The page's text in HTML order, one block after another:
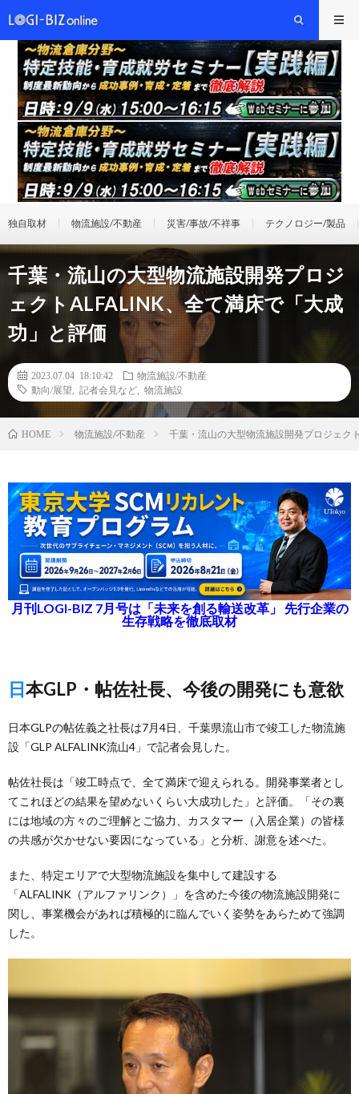
独自取材 物流施設/不動産 災害/事故/不祥事 テクノロジー/製品
千葉・流山の大型物流施設開発プロジ
ェクトALFALINK、全て満床で「大成
功」と評価
2023.07.04 18:10:42
物流施設/不動産
動向/展望
記者会見など 物流施設
HOME 物流施設/不動産 千葉・流山の大型物流施設開発プロジェク
月刊LOGI-BIZ 7月号は「未来を創る輸送改革」 先行企業の
生存戦略を徹底取材
日本GLP・帖佐社長、今後の開発にも意欲
日本GLPの帖佐義之社長は7月4日、千葉県流山市で竣工した物流施
設「GLP ALFALINK流山4」で記者会見した。
帖佐社長は「竣工時点で、全て満床で迎えられる。開発事業者とし
てこれほどの結果を望めないくらい大成功した」と評価。「その裏
には地域の方々のご理解とご協力、カスタマー（入居企業）の皆様
の共感が欠かせない要因になっている」と分析、謝意を述べた。
また、特定エリアで大型物流施設を集中して建設する
「ALFALINK（アルファリンク）」を含めた今後の物流施設開発に
関し、事業機会があれば積極的に臨んでいく姿勢をあらためて強調
した。